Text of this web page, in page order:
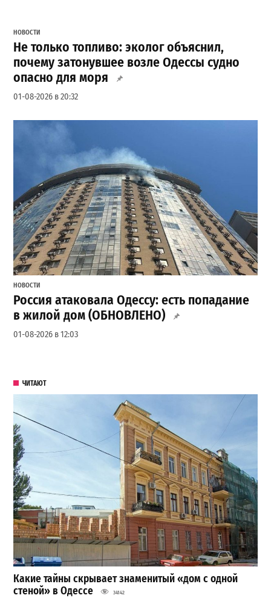
НОВОСТИ
Не только топливо: эколог объяснил,
почему затонувшее возле Одессы судно
опасно для моря
01-08-2026 в 20:32
НОВОСТИ
Россия атаковала Одессу: есть попадание
в жилой дом (ОБНОВЛЕНО)
01-08-2026 в 12:03
ЧИТАЮТ
Какие тайны скрывает знаменитый «дом с одной
стеной» в Одессе
34142